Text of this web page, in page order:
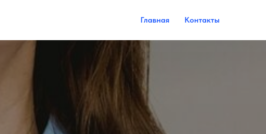
Главная Контакты